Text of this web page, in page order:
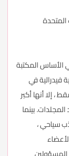
المكتبة
فيدرالية في
، إلا أنها أكبر
بينما
سياحي ،